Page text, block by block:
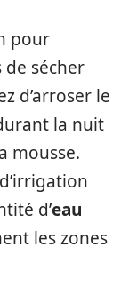
pour
sécher
d’arroser le
la nuit
mousse.
d’eau
les zones